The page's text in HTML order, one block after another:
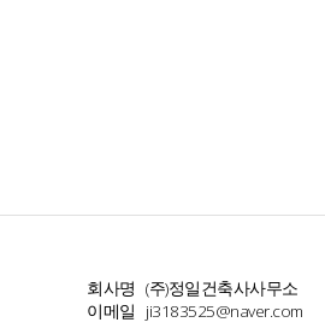
회사명 (주)정일건축사사무소
이메일 ji3183525@naver.com